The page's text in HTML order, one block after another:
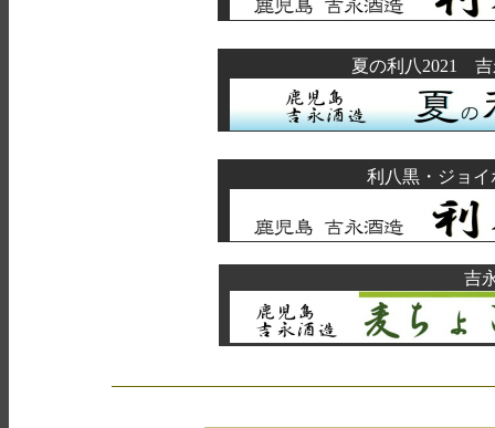
夏の利八2021
利八黒・ジョ
吉